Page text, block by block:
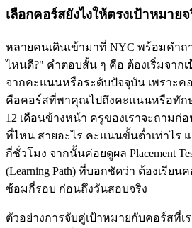
เลือกคอร์สยังไงให้ตรงเป้าหมายจ
หลายคนเดินเข้ามาที่ NYC พร้อมคำถ
ไหนดี?" คำตอบสั้น ๆ คือ ต้องเริ่มจาก
จากคะแนนหรือระดับปัจจุบัน เพราะ
คือคอร์สที่พาคุณไปถึงคะแนนหรือทัก
12 เดือนข้างหน้า ครูของเราจะถามก่
ที่ไหน สายอะไร คะแนนขั้นต่ำเท่าไร
กี่ชั่วโมง จากนั้นค่อยดูผล Placement
(Learning Path) ที่บอกชัดว่า ต้องเรีย
ซ้อมกี่รอบ ก่อนถึงวันสอบจริง
ตัวอย่างการจับคู่เป้าหมายกับคอร์สที่